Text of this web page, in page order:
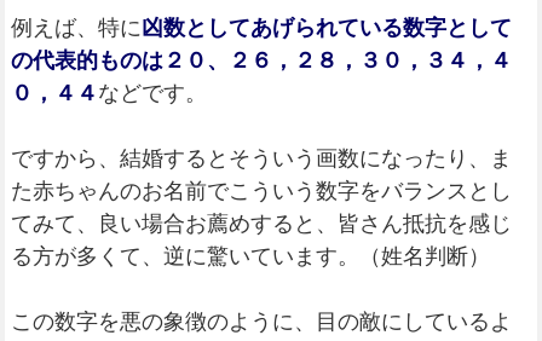
例えば、特に 凶数としてあげられている数字として
の代表的ものは２０、２６，２８，３０，３４，４
０，４４ などです。
ですから、結婚するとそういう画数になったり、ま
た赤ちゃんのお名前でこういう数字をバランスとし
てみて、良い場合お薦めすると、皆さん抵抗を感じ
る方が多くて、逆に驚いています。（姓名判断）
この数字を悪の象徴のように、目の敵にしているよ